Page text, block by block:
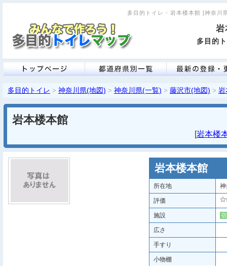
多目的トイレ - 岩本楼本館 [神奈川
岩
多目的
多目的トイレ > 神奈川県(地図) > 神奈川県(一覧) > 藤沢市(地図) > 岩
岩本楼本館
[岩本楼
岩本楼本館
所在地
評価
施設 宿
広さ
手すり
小物棚